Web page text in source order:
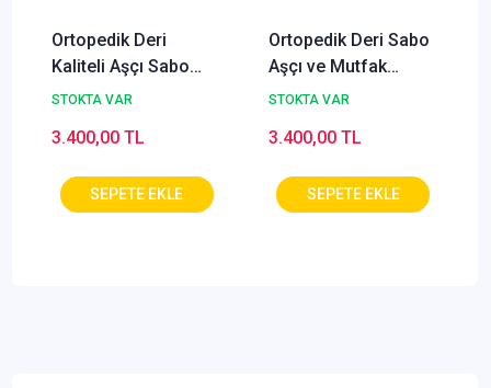
Ortopedik Deri
Kaliteli Aşçı Sabo
Terliği Erkek Beyaz
STOKTA VAR
3.400,00 TL
Ortopedik Deri Sabo
Aşçı ve Mutfak
Terliği Erkek Siyah
STOKTA VAR
3.400,00 TL